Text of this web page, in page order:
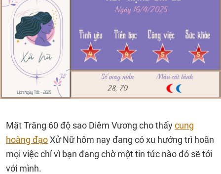
Mặt Trăng 60 độ sao Diêm Vương cho thấycung
hoàng đạoXử Nữ hôm nay đang có xu hướng trì hoãn
mọi việc chỉ vì bạn đang chờ một tin tức nào đó sẽ tới
với mình.